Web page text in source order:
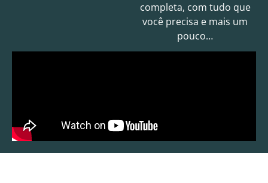
completa, com tudo que
você precisa e mais um
pouco…